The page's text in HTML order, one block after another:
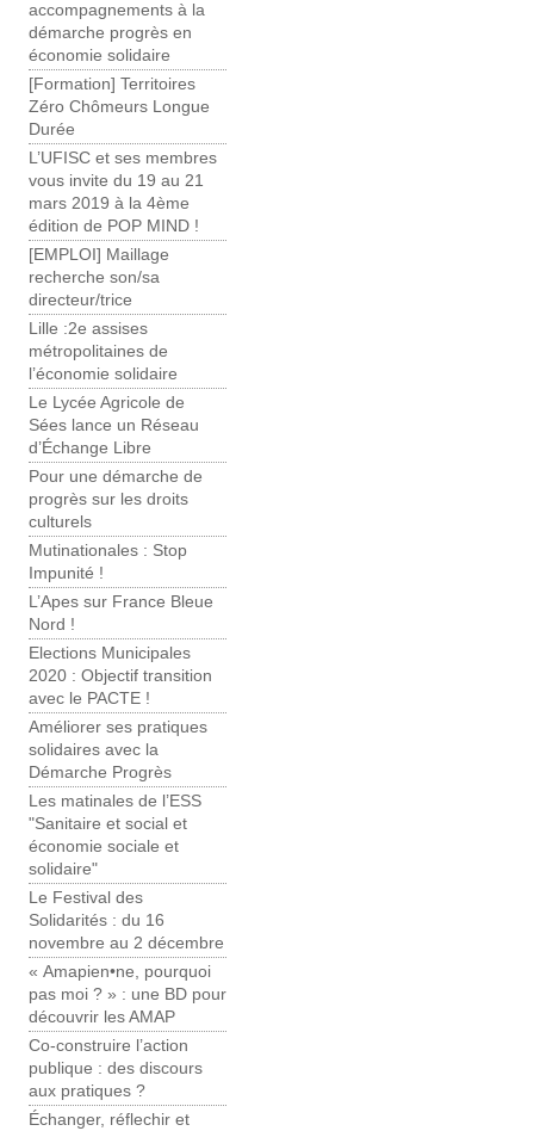
accompagnements à la
démarche progrès en
économie solidaire
[Formation] Territoires
Zéro Chômeurs Longue
Durée
L’UFISC et ses membres
vous invite du 19 au 21
mars 2019 à la 4ème
édition de POP MIND !
[EMPLOI] Maillage
recherche son/sa
directeur/trice
Lille :2e assises
métropolitaines de
l’économie solidaire
Le Lycée Agricole de
Sées lance un Réseau
d’Échange Libre
Pour une démarche de
progrès sur les droits
culturels
Mutinationales : Stop
Impunité !
L’Apes sur France Bleue
Nord !
Elections Municipales
2020 : Objectif transition
avec le PACTE !
Améliorer ses pratiques
solidaires avec la
Démarche Progrès
Les matinales de l’ESS
"Sanitaire et social et
économie sociale et
solidaire"
Le Festival des
Solidarités : du 16
novembre au 2 décembre
« Amapien•ne, pourquoi
pas moi ? » : une BD pour
découvrir les AMAP
Co-construire l’action
publique : des discours
aux pratiques ?
Échanger, réflechir et